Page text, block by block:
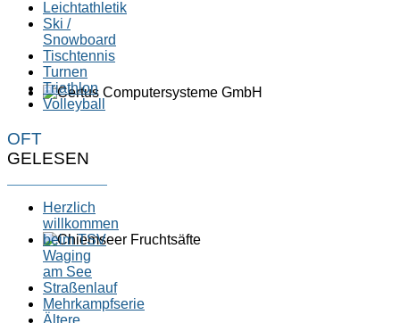
Leichtathletik
Ski /
Snowboard
Tischtennis
Turnen
Triathlon
Volleyball
OFT
GELESEN
Herzlich
willkommen
beim TSV
Waging
am See
Straßenlauf
Mehrkampfserie